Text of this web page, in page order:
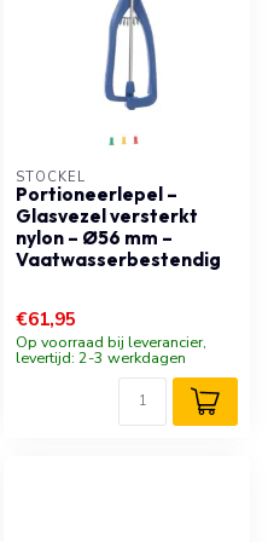
STÖCKEL
Portioneerlepel –
Glasvezel versterkt
nylon – Ø56 mm –
Vaatwasserbestendig
€61,95
Op voorraad bij leverancier,
levertijd: 2-3 werkdagen